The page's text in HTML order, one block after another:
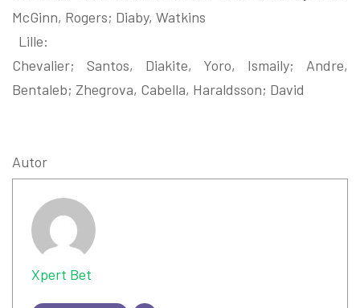
McGinn, Rogers; Diaby, Watkins
Lille:
Chevalier; Santos, Diakite, Yoro, Ismaily; Andre,
Bentaleb; Zhegrova, Cabella, Haraldsson; David
Autor
Xpert Bet